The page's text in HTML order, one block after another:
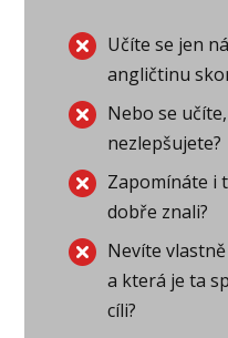
Učíte se jen
angličtinu
Nebo se
nezlepšujete?
Zapomínáte i
dobře znali?
Nevíte
a která je ta
cíli?